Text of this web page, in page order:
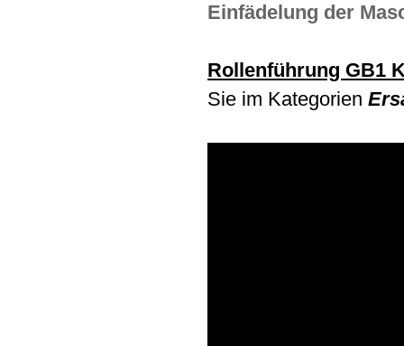
Einfädelung der
Rollenführung GB1
Sie im Kategorien